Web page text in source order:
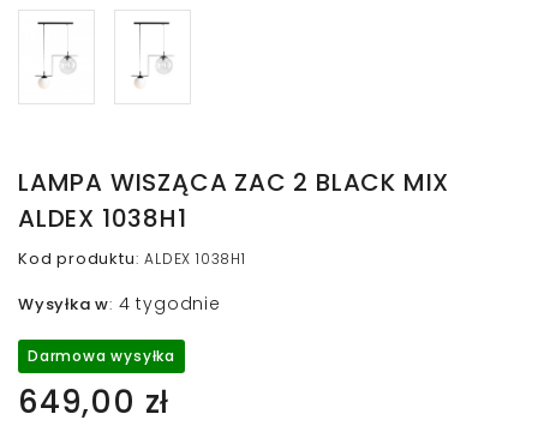
LAMPA WISZĄCA ZAC 2 BLACK MIX
ALDEX 1038H1
Kod produktu:ALDEX 1038H1
Wysyłka w: 4 tygodnie
Darmowa wysyłka
649,00 zł